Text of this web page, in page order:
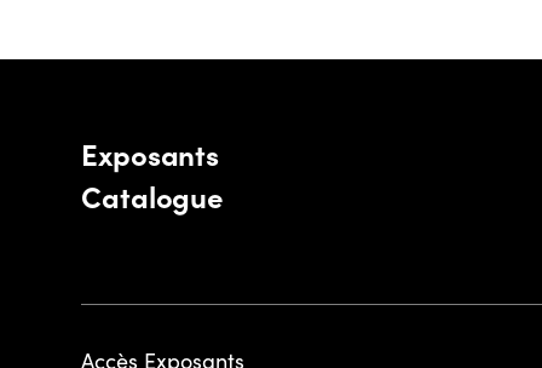
Exposants
Catalogue
Accès Exposants